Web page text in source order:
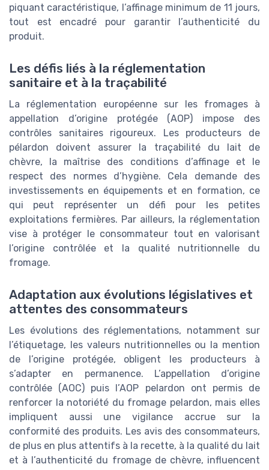
piquant caractéristique, l’affinage minimum de 11 jours,
tout est encadré pour garantir l’authenticité du
produit.
Les défis liés à la réglementation
sanitaire et à la traçabilité
La réglementation européenne sur les fromages à
appellation d’origine protégée (AOP) impose des
contrôles sanitaires rigoureux. Les producteurs de
pélardon doivent assurer la traçabilité du lait de
chèvre, la maîtrise des conditions d’affinage et le
respect des normes d’hygiène. Cela demande des
investissements en équipements et en formation, ce
qui peut représenter un défi pour les petites
exploitations fermières. Par ailleurs, la réglementation
vise à protéger le consommateur tout en valorisant
l’origine contrôlée et la qualité nutritionnelle du
fromage.
Adaptation aux évolutions législatives et
attentes des consommateurs
Les évolutions des réglementations, notamment sur
l’étiquetage, les valeurs nutritionnelles ou la mention
de l’origine protégée, obligent les producteurs à
s’adapter en permanence. L’appellation d’origine
contrôlée (AOC) puis l’AOP pelardon ont permis de
renforcer la notoriété du fromage pelardon, mais elles
impliquent aussi une vigilance accrue sur la
conformité des produits. Les avis des consommateurs,
de plus en plus attentifs à la recette, à la qualité du lait
et à l’authenticité du fromage de chèvre, influencent